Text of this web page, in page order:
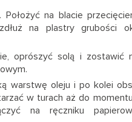
Położyć na blacie
na plastry grubości
oprószyć solą i
warstwę oleju i po kolei
w turach aż do
na ręczniku